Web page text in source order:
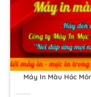
Máy In Màu Hóc